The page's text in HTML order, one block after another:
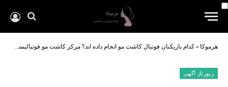
هرموکا » کدام بازیکنان فوتبال کاشت مو انجام داده اند؟ مرکز کاشت مو فوتبالیست ها کجاست؟
رپورتاژ آگهی